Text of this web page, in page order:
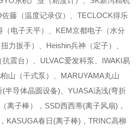
佐藤（温度记录仪）、TECLOCK得乐
（电子天平）、KEM京都电子（水分
力扳手）、Heishin兵神（定子）、
震台）、ULVAC爱发科泵、IWAKI易
山（干式泵）、MARUYAMA丸山
半导体晶圆设备)、YUASA汤浅(弯折
离子棒），SSD西西蒂(离子风扇)，
KASUGA春日(离子棒)，TRINC高柳